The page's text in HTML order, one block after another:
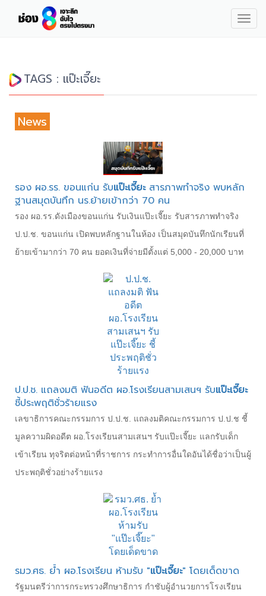
TAGS : แป๊ะเจี๊ยะ
News
รอง ผอ.รร. ขอนแก่น รับแป๊ะเจี๊ยะสารภาพทำจริง พบหลัก
ฐานสมุดบันทึก นร.ย้ายเข้ากว่า 70 คน
รอง ผอ.รร.ดังเมืองขอนแก่น รับเงินแป๊ะเจี๊ยะ รับสารภาพทำจริง
ป.ป.ช. ขอนแก่น เปิดพบหลักฐานในห้อง เป็นสมุดบันทึกนักเรียนที่
ย้ายเข้ามากว่า 70 คน ยอดเงินที่จ่ายมีตั้งแต่ 5,000 - 20,000 บาท
ป.ป.ช. แถลงมติ ฟันอดีต ผอ.โรงเรียนสามเสนฯ รับแป๊ะเจี๊ยะ
ชี้ประพฤติชั่วร้ายแรง
เลขาธิการคณะกรรมการ ป.ป.ช. แถลงมติคณะกรรมการ ป.ป.ช ชี้
มูลความผิดอดีต ผอ.โรงเรียนสามเสนฯ รับแป๊ะเจี๊ยะ แลกรับเด็ก
เข้าเรียน ทุจริตต่อหน้าที่ราชการ กระทำการอื่นใดอันได้ชื่อว่าเป็นผู้
ประพฤติชั่วอย่างร้ายแรง
รมว.ศธ. ย้ำ ผอ.โรงเรียน ห้ามรับ "แป๊ะเจี๊ยะ" โดยเด็ดขาด
รัฐมนตรีว่าการกระทรวงศึกษาธิการ กำชับผู้อำนวยการโรงเรียน